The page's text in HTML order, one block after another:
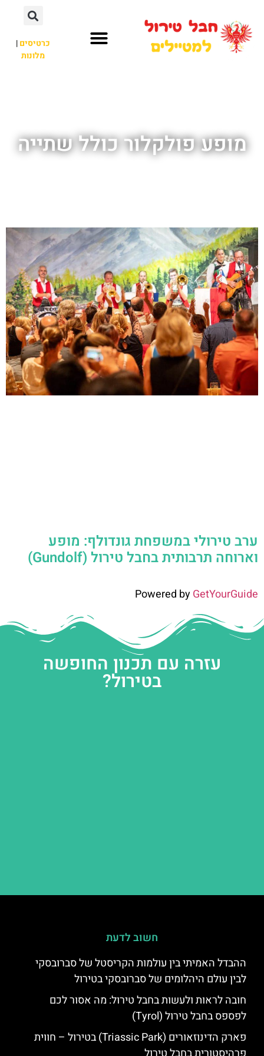
כרטיסים|
מלונות
מופע פולקלור כולל שתייה
ערב טירולי במשפחת גונדולף: מופע
וארוחה תרבותית בחבל טירול (Gundolf)
Powered byGetYourGuide
עזרה עם תכנון החופשה
בטירול?
חשוב לדעת
ההבדל האמיתי בין עולמות הקריסטל של סברובסקי
לבין עולם היהלומים של סברובסקי בטירול
חובה לראות ולעשות בחבל טירול: מה אסור לכם
לפספס בחבל טירול (Tyrol)
פארק הדינוזאורים (Triassic Park) בטירול – חווית